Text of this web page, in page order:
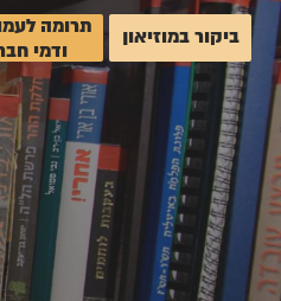
ביקור במוזיאון
תרומה
ודמי